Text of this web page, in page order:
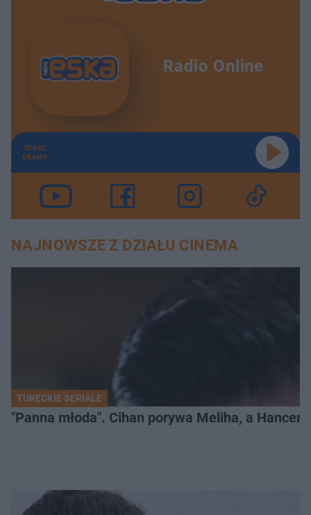
Radio Online
TERAZ
GRAMY
NAJNOWSZE Z DZIAŁU CINEMA
TURECKIE SERIALE
"Panna młoda". Cihan porywa Meliha, a